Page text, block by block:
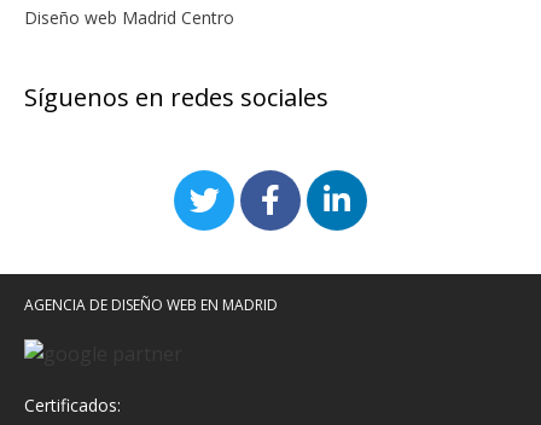
Diseño web Madrid Centro
Síguenos en redes sociales
AGENCIA DE DISEÑO WEB EN MADRID
Certificados: